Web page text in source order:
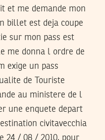
et me demande mon
billet est deja coupe
sur mon pass est
me donna l ordre de
exige un pass
de Touriste
au ministere de l
une enquete depart
civitavecchia
24 / 08 / 2010, pour